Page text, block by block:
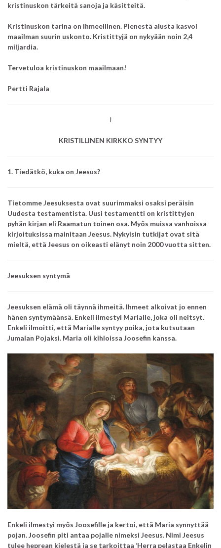
kristinuskon tärkeitä sanoja ja käsitteitä.
Kristinuskon tarina on ihmeellinen. Pienestä alusta kasvoi
maailman suurin uskonto. Kristittyjä on nykyään noin 2,4
miljardia.
Tervetuloa kristinuskon maailmaan!
Pertti Rajala
I
KRISTILLINEN KIRKKO SYNTYY
1. Tiedätkö, kuka on Jeesus?
Tietomme Jeesuksesta ovat suurimmaksi osaksi peräisin
Uudesta testamentista. Uusi testamentti on kristittyjen
pyhän kirjan eli Raamatun toinen osa. Myös muissa vanhoissa
kirjoituksissa mainitaan Jeesus. Nykyisin tutkijat ovat sitä
mieltä, että Jeesus on oikeasti elänyt noin 2000 vuotta sitten.
Jeesuksen syntymä
Jeesuksen elämä oli täynnä ihmeitä. Ihmeet alkoivat jo ennen
hänen syntymäänsä. Enkeli ilmestyi Marialle, joka oli neitsyt.
Enkeli ilmoitti, että Marialle syntyy poika, jota kutsutaan
Jumalan Pojaksi. Maria oli kihloissa Joosefin kanssa.
Enkeli ilmestyi myös Joosefille ja kertoi, että Maria synnyttää
pojan.Joosefin piti antaa pojalle nimeksi Jeesus. Nimi Jeesus
tulee heprean kielestä ja se tarkoittaa ’Herra pelastaa Enkelin